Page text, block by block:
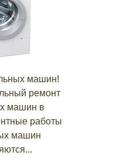
машин!
ремонт
машин в
работы
машин